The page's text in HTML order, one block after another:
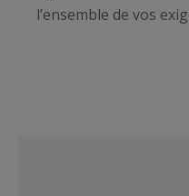
l’ensemble de vos